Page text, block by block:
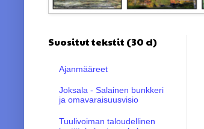
Suositut tekstit (30 d)
Ajanmääreet
Joksala - Salainen bunkkeri
ja omavaraisuusvisio
Tuulivoiman taloudellinen